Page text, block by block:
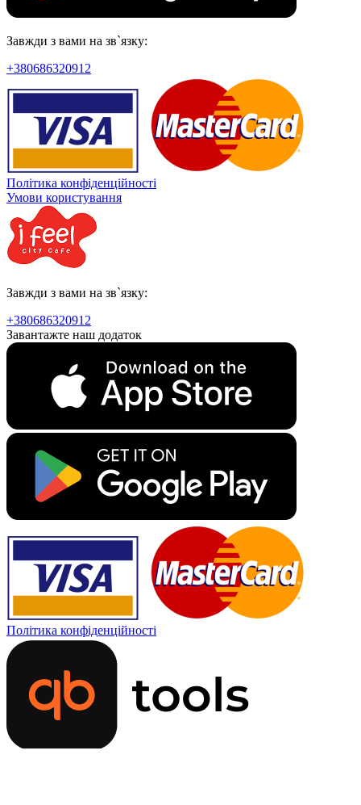
Завжди з вами на зв`язку:
+380686320912
Політика конфіденційності
Умови користування
Завжди з вами на зв`язку:
+380686320912
Завантажте наш додаток
Політика конфіденційності